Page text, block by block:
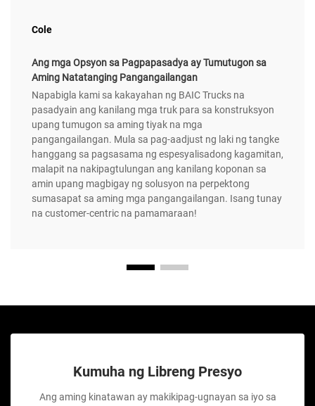
Cole
Ang mga Opsyon sa Pagpapasadya ay Tumutugon sa
Aming Natatanging Pangangailangan
Napabigla kami sa kakayahan ng BAIC Trucks na
pasadyain ang kanilang mga truk para sa konstruksyon
upang tumugon sa aming tiyak na mga
pangangailangan. Mula sa pag-aadjust ng laki ng tangke
hanggang sa pagsasama ng espesyalisadong kagamitan,
malapit na nakipagtulungan ang kanilang koponan sa
amin upang magbigay ng solusyon na perpektong
sumasapat sa aming mga pangangailangan. Isang tunay
na customer-centric na pamamaraan!
Kumuha ng Libreng Presyo
Ang aming kinatawan ay makikipag-ugnayan sa iyo sa